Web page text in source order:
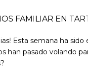
FAMILIAR EN
Esta semana ha
han pasado volando